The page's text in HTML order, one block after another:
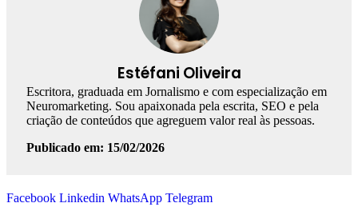
Estéfani Oliveira
Escritora, graduada em Jornalismo e com especialização em
Neuromarketing. Sou apaixonada pela escrita, SEO e pela
criação de conteúdos que agreguem valor real às pessoas.
Publicado em: 15/02/2026
Facebook Linkedin WhatsApp Telegram